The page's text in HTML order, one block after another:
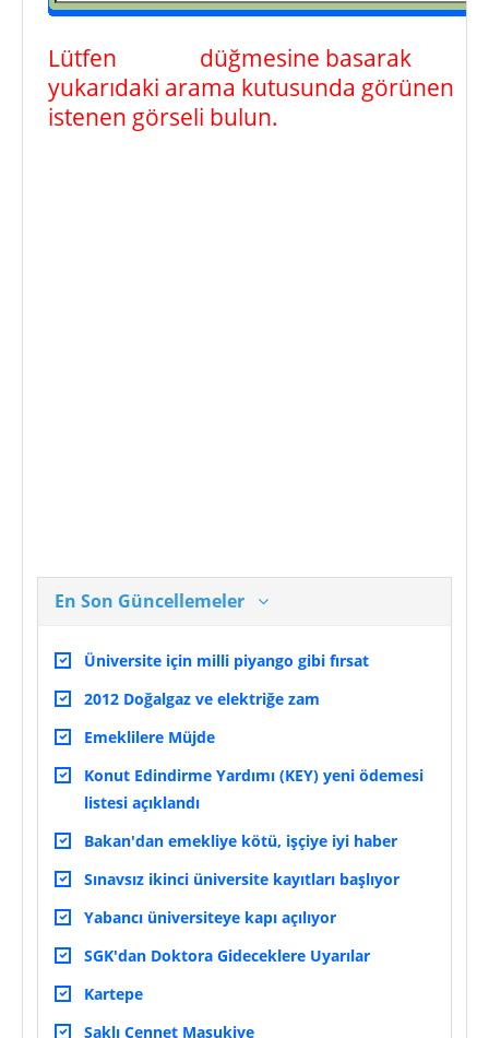
Lütfen
düğmesine basarak
yukarıdaki arama kutusunda görünen
istenen görseli bulun.
En Son Güncellemeler
Üniversite için milli piyango gibi fırsat
2012 Doğalgaz ve elektriğe zam
Emeklilere Müjde
Konut Edindirme Yardımı (KEY) yeni ödemesi
listesi açıklandı
Bakan'dan emekliye kötü, işçiye iyi haber
Sınavsız ikinci üniversite kayıtları başlıyor
Yabancı üniversiteye kapı açılıyor
SGK'dan Doktora Gideceklere Uyarılar
Kartepe
Saklı Cennet Maşukiye